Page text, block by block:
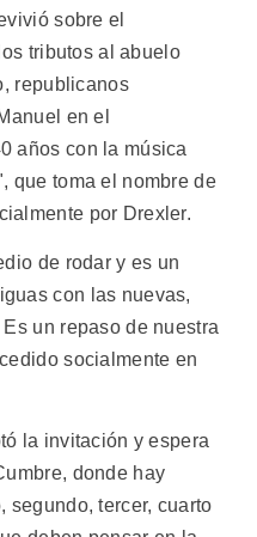
sobre el
tributos al abuelo
republicanos
en el
años con la música
que toma el nombre de
por Drexler.
de rodar y es un
con las nuevas,
un repaso de nuestra
socialmente en
la invitación y espera
donde hay
segundo, tercer, cuarto